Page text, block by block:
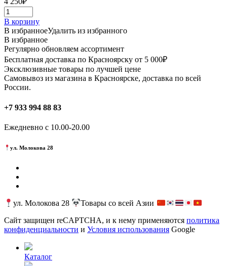
В корзину
В избранноеУдалить из избранного
В избранное
Регулярно обновляем ассортимент
Бесплатная доставка по Красноярску от 5 000₽
Эксклюзивные товары по лучшей цене
Самовывоз из магазина в Красноярске, доставка по всей
России.
+7 933 994 88 83
Ежедневно с 10.00-20.00
ул. Молокова 28
ул. Молокова 28
Товары со всей Азии
Сайт защищен reCAPTCHA, и к нему применяются политика
конфиденциальности и Условия использования Google
Каталог